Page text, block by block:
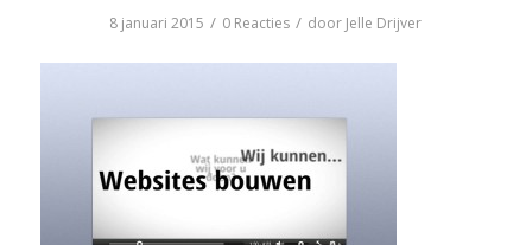
8 januari 2015 / 0 Reacties / door Jelle Drijver